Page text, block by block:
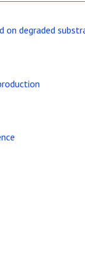
on degraded